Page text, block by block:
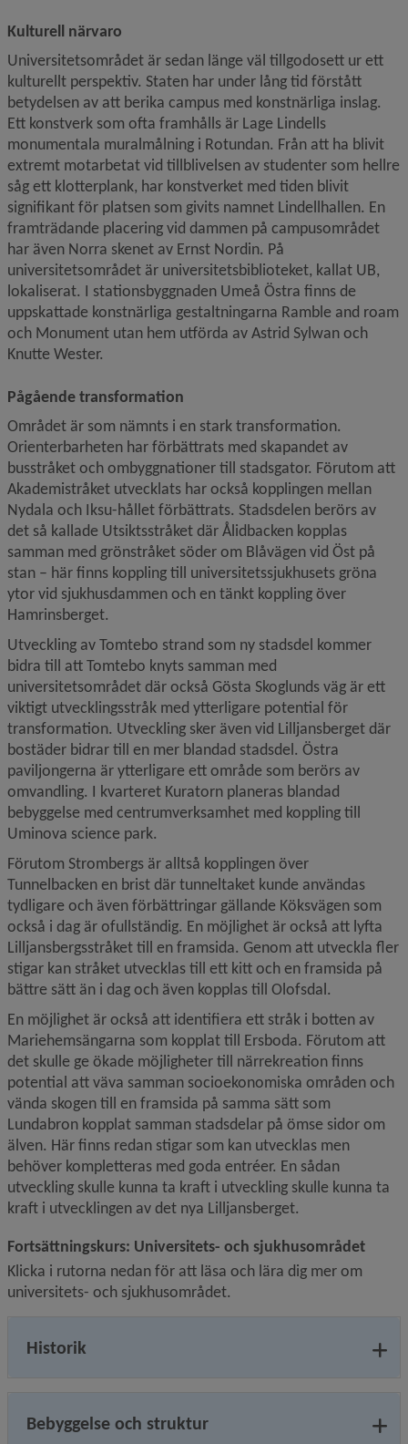
Kulturell närvaro
Universitetsområdet är sedan länge väl tillgodosett ur ett
kulturellt perspektiv. Staten har under lång tid förstått
betydelsen av att berika campus med konstnärliga inslag.
Ett konstverk som ofta framhålls är Lage Lindells
monumentala muralmålning i Rotundan. Från att ha blivit
extremt motarbetat vid tillblivelsen av studenter som hellre
såg ett klotterplank, har konstverket med tiden blivit
signifikant för platsen som givits namnet Lindellhallen. En
framträdande placering vid dammen på campusområdet
har även Norra skenet av Ernst Nordin. På
universitetsområdet är universitetsbiblioteket, kallat UB,
lokaliserat. I stationsbyggnaden Umeå Östra finns de
uppskattade konstnärliga gestaltningarna Ramble and roam
och Monument utan hem utförda av Astrid Sylwan och
Knutte Wester.
Pågående transformation
Området är som nämnts i en stark transformation.
Orienterbarheten har förbättrats med skapandet av
busstråket och ombyggnationer till stadsgator. Förutom att
Akademistråket utvecklats har också kopplingen mellan
Nydala och Iksu-hållet förbättrats. Stadsdelen berörs av
det så kallade Utsiktsstråket där Ålidbacken kopplas
samman med grönstråket söder om Blåvägen vid Öst på
stan – här finns koppling till universitetssjukhusets gröna
ytor vid sjukhusdammen och en tänkt koppling över
Hamrinsberget.
Utveckling av Tomtebo strand som ny stadsdel kommer
bidra till att Tomtebo knyts samman med
universitetsområdet där också Gösta Skoglunds väg är ett
viktigt utvecklingsstråk med ytterligare potential för
transformation. Utveckling sker även vid Lilljansberget där
bostäder bidrar till en mer blandad stadsdel. Östra
paviljongerna är ytterligare ett område som berörs av
omvandling. I kvarteret Kuratorn planeras blandad
bebyggelse med centrumverksamhet med koppling till
Uminova science park.
Förutom Strombergs är alltså kopplingen över
Tunnelbacken en brist där tunneltaket kunde användas
tydligare och även förbättringar gällande Köksvägen som
också i dag är ofullständig. En möjlighet är också att lyfta
Lilljansbergsstråket till en framsida. Genom att utveckla fler
stigar kan stråket utvecklas till ett kitt och en framsida på
bättre sätt än i dag och även kopplas till Olofsdal.
En möjlighet är också att identifiera ett stråk i botten av
Mariehemsängarna som kopplat till Ersboda. Förutom att
det skulle ge ökade möjligheter till närrekreation finns
potential att väva samman socioekonomiska områden och
vända skogen till en framsida på samma sätt som
Lundabron kopplat samman stadsdelar på ömse sidor om
älven. Här finns redan stigar som kan utvecklas men
behöver kompletteras med goda entréer. En sådan
utveckling skulle kunna ta kraft i utveckling skulle kunna ta
kraft i utvecklingen av det nya Lilljansberget.
Fortsättningskurs: Universitets- och sjukhusområdet
Klicka i rutorna nedan för att läsa och lära dig mer om
universitets- och sjukhusområdet.
Historik
Bebyggelse och struktur